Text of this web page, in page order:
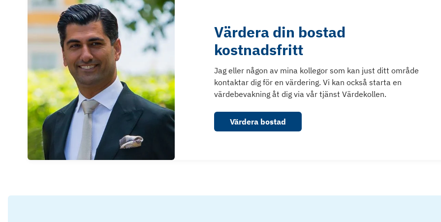
Värdera din bostad
kostnadsfritt
Jag eller någon av mina kollegor som kan just ditt område
kontaktar dig för en värdering. Vi kan också starta en
värdebevakning åt dig via vår tjänst Värdekollen.
Värdera bostad